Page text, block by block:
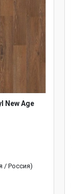
New Age
/ Россия)